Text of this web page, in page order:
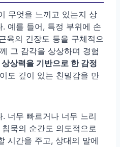
무엇을 느끼고 있는지 상
예를 들어, 특정 부위에 손
육의 긴장도 등을 구체적으
그 감각을 상상하며 경험
상력을 기반으로 한 감정
도 깊이 있는 친밀감을 만
너무 빠르거나 너무 느리
묵의 순간도 의도적으로
시간을 주고, 상대의 말에